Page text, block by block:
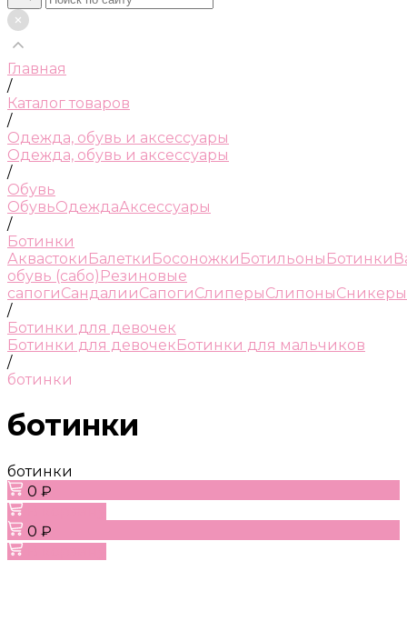
Главная
/
Каталог товаров
/
Одежда, обувь и аксессуары
Одежда, обувь и аксессуары
/
Обувь
ОбувьОдеждаАксессуары
/
Ботинки
Аквастоки Балетки Босоножки Ботильоны Ботинки
обувь (сабо) Резиновые
сапогиСандалииСапогиСлиперыСлипоныСникеры
/
Ботинки для девочек
Ботинки для девочекБотинки для мальчиков
/
ботинки
ботинки
ботинки
0 ₽
0 ₽